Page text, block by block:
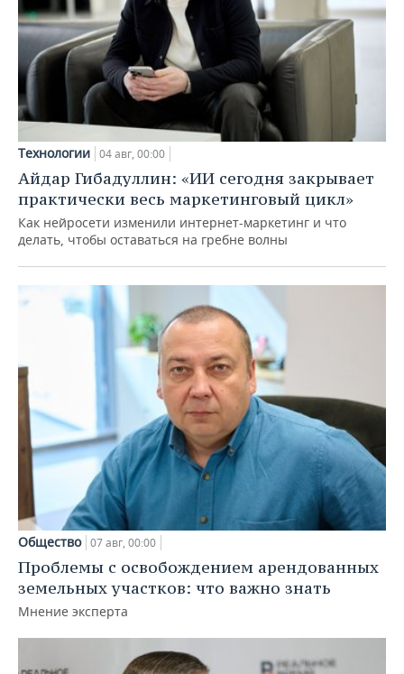
Технологии 04 авг, 00:00
Айдар Гибадуллин: «ИИ сегодня закрывает
практически весь маркетинговый цикл»
Как нейросети изменили интернет-маркетинг и что
делать, чтобы оставаться на гребне волны
Общество 07 авг, 00:00
Проблемы с освобождением арендованных
земельных участков: что важно знать
Мнение эксперта